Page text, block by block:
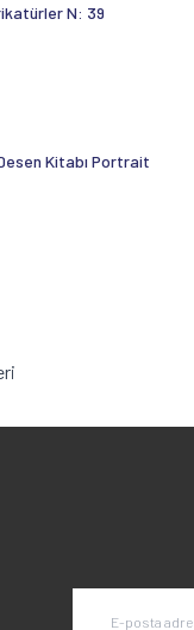
N: 39
Kitabı Portrait